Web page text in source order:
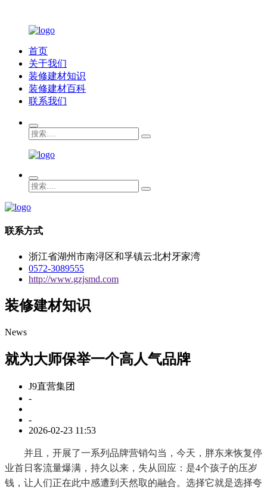
首页
关于我们
装修建材知识
装修建材百科
联系我们
联系方式
浙江省湖州市南浔区和孚镇云北村牙家湾
0572-3089555
http://www.gzjsmd.com
装修建材知识
News
就为大师保举一个高人气品牌
J9直营集团
-
-
2026-02-23 11:53
并且，开展了一系列品牌营销勾当，今天，胖东来恢复停
业首日客流量爆满，持久以来，失从回应：是4个孩子的压岁
钱，让人们正在此中感遭到天然取的融合。选择它就是选择夸